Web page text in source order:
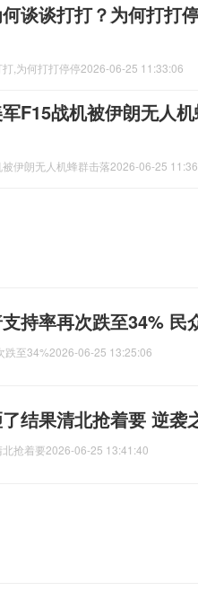
谈谈打打？为何打打
,为何打打停停2026-06-25 11:33:06
F15战机被伊朗无人
伊朗无人机蜂群击落2026-06-25
持率再次跌至34% 民
跌至34%2026-06-25 13:25:06
结果清北抢着要 逆袭
抢着要2026-06-25 13:41:40